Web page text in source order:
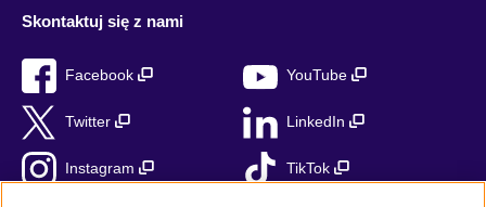
Skontaktuj się z nami
Facebook YouTube
Twitter LinkedIn
Instagram TikTok